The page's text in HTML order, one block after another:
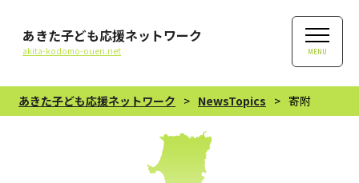
あきた子ども応援ネットワーク
akita-kodomo-ouen.net MENU
あきた子ども応援ネットワーク > NewsTopics > 寄附